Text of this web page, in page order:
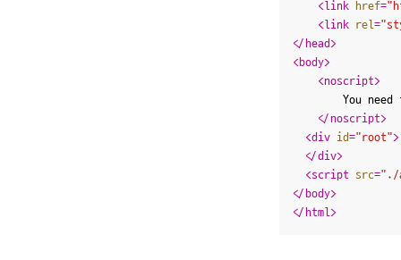
<link href=
<link rel=
</ head>
<body>
<noscript>
</noscript>
<div id="root">
</div>
<script src="./
</ body>
</ html>